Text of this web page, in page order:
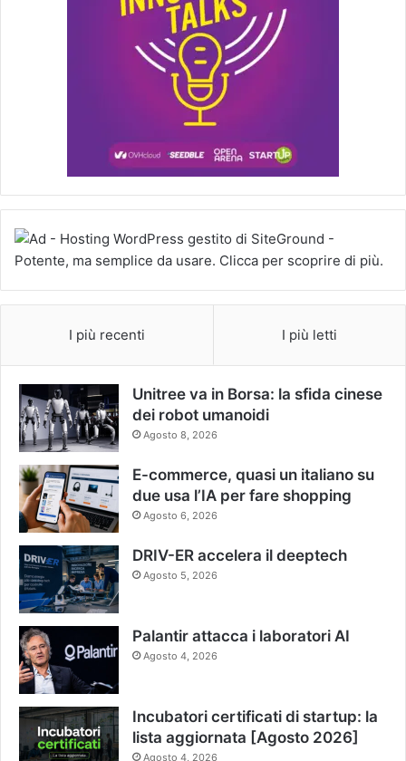
I più recenti I più letti
Unitree va in Borsa: la sfida cinese
dei robot umanoidi
Agosto 8, 2026
E-commerce, quasi un italiano su
due usa l’IA per fare shopping
Agosto 6, 2026
DRIV-ER accelera il deeptech
Agosto 5, 2026
Palantir attacca i laboratori AI
Agosto 4, 2026
Incubatori certificati di startup: la
lista aggiornata [Agosto 2026]
Agosto 4, 2026